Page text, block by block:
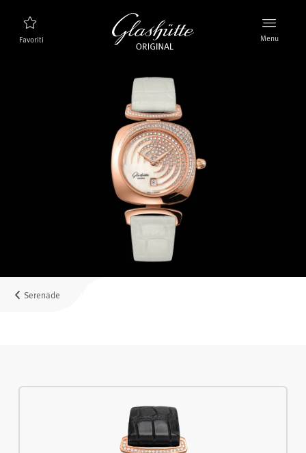
Favoriti Menu
Nuovi prodotti
Scoprire la collezione
Il marchio Glashütte Original
Per saperne di più sulla Manifattura
MyAccount
Mettetevi in contatto con noi
Serenade